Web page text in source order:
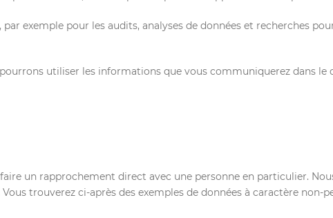
exemple pour les audits, analyses de données et recherches
utiliser les informations que vous communiquerez dans le
un rapprochement direct avec une personne en particulier.
trouverez ci-après des exemples de données à caractère non-